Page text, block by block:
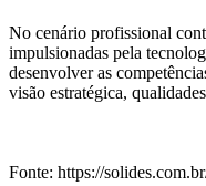
No cenário profissional
impulsionadas pela
desenvolver as
visão estratégica,
Fonte: https://